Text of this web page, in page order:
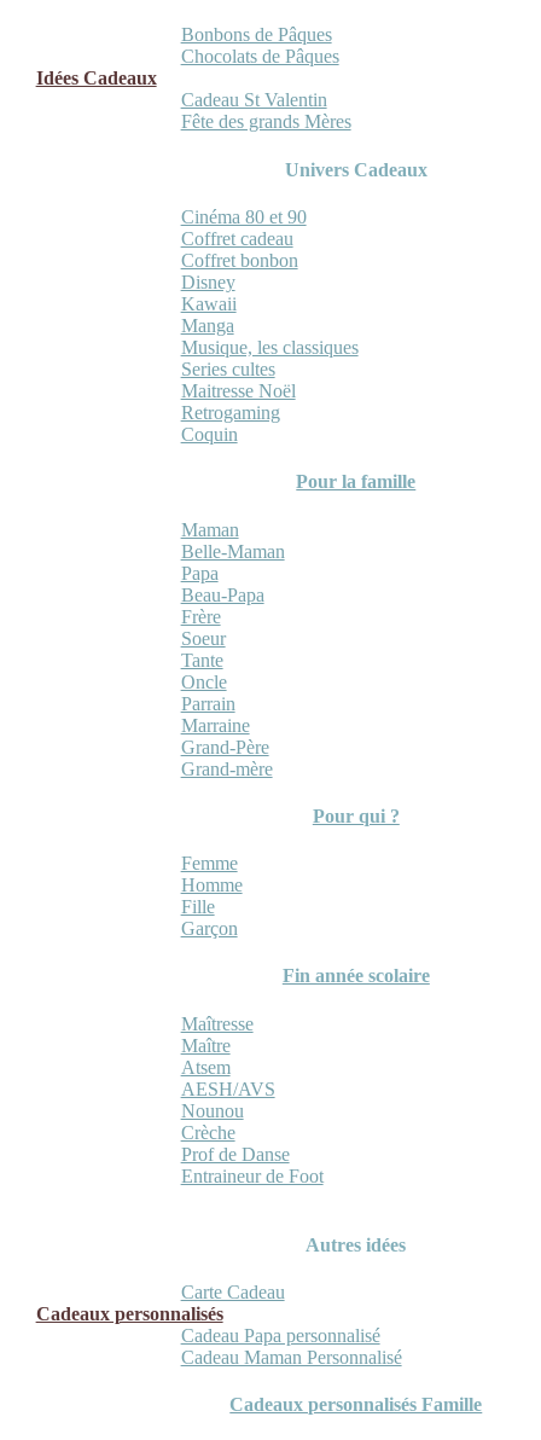
Bonbons de Pâques
Chocolats de Pâques
Idées Cadeaux
Cadeau St Valentin
Fête des grands Mères
Univers Cadeaux
Cinéma 80 et 90
Coffret cadeau
Coffret bonbon
Disney
Kawaii
Manga
Musique, les classiques
Series cultes
Maitresse Noël
Retrogaming
Coquin
Pour la famille
Maman
Belle-Maman
Papa
Beau-Papa
Frère
Soeur
Tante
Oncle
Parrain
Marraine
Grand-Père
Grand-mère
Pour qui ?
Femme
Homme
Fille
Garçon
Fin année scolaire
Maîtresse
Maître
Atsem
AESH/AVS
Nounou
Crèche
Prof de Danse
Entraineur de Foot
Autres idées
Carte Cadeau
Cadeaux personnalisés
Cadeau Papa personnalisé
Cadeau Maman Personnalisé
Cadeaux personnalisés Famille